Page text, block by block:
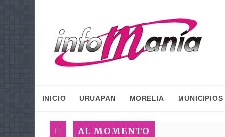
INICIO URUAPAN MORELIA MUNICIPIOS
AL MOMENTO